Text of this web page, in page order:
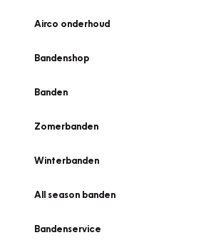
Airco onderhoud
Bandenshop
Banden
Zomerbanden
Winterbanden
All season banden
Bandenservice